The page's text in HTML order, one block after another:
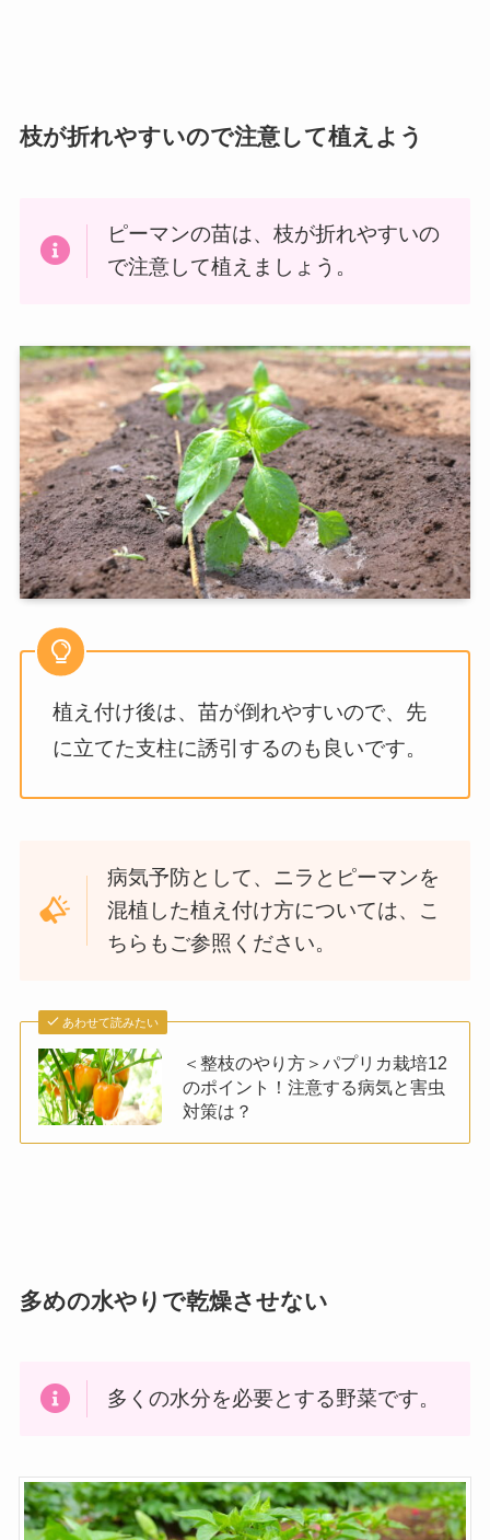
枝が折れやすいので注意して植えよう
ピーマンの苗は、枝が折れやすいの
で注意して植えましょう。
植え付け後は、苗が倒れやすいので、先
に立てた支柱に誘引するのも良いです。
病気予防として、ニラとピーマンを
混植した植え付け方については、こ
ちらもご参照ください。
あわせて読みたい
＜整枝のやり方＞パプリカ栽培12
のポイント！注意する病気と害虫
対策は？
多めの水やりで乾燥させない
多くの水分を必要とする野菜です。